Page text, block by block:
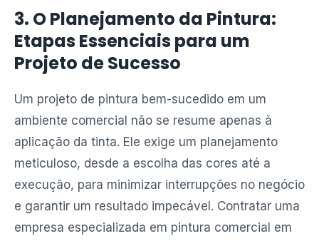
3. O Planejamento da Pintura:
Etapas Essenciais para um
Projeto de Sucesso
Um projeto de pintura bem-sucedido em um
ambiente comercial não se resume apenas à
aplicação da tinta. Ele exige um planejamento
meticuloso, desde a escolha das cores até a
execução, para minimizar interrupções no negócio
e garantir um resultado impecável. Contratar uma
empresa especializada em pintura comercial em